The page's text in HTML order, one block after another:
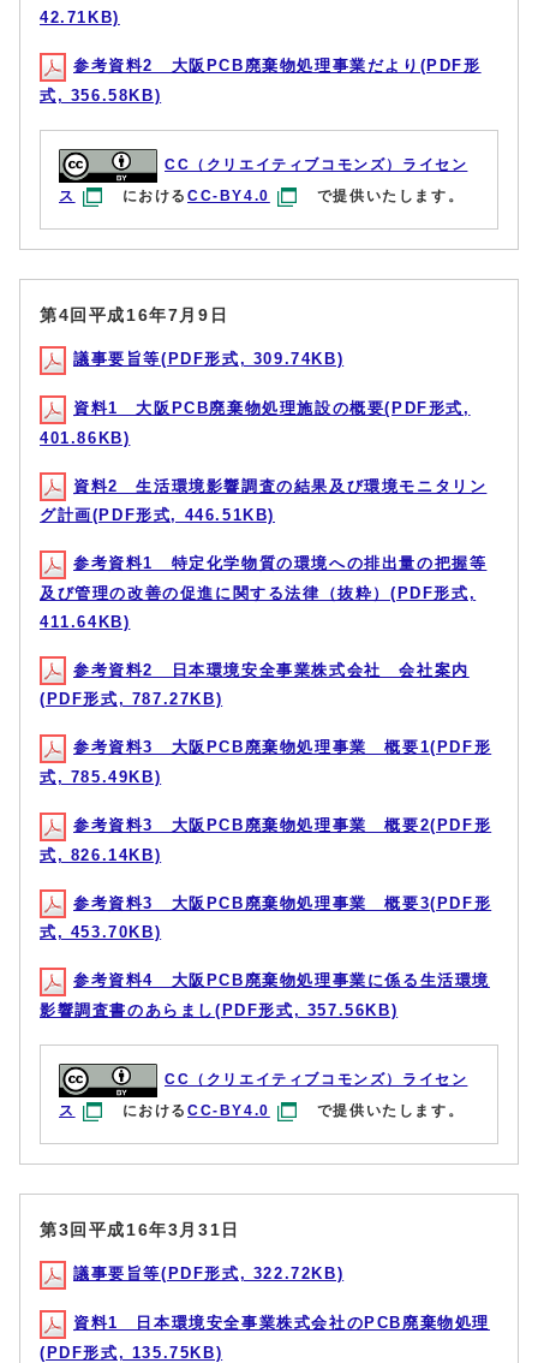
42.71KB)
参考資料2 大阪PCB廃棄物処理事業だより(PDF形
式, 356.58KB)
CC（クリエイティブコモンズ）ライセン
ス
におけるCC-BY4.0 で提供いたします。
第4回平成16年7月9日
議事要旨等(PDF形式, 309.74KB)
資料1 大阪PCB廃棄物処理施設の概要(PDF形式,
401.86KB)
資料2 生活環境影響調査の結果及び環境モニタリン
グ計画(PDF形式, 446.51KB)
参考資料1 特定化学物質の環境への排出量の把握等
及び管理の改善の促進に関する法律（抜粋）(PDF形式,
411.64KB)
参考資料2 日本環境安全事業株式会社 会社案内
(PDF形式, 787.27KB)
参考資料3 大阪PCB廃棄物処理事業 概要1(PDF形
式, 785.49KB)
参考資料3 大阪PCB廃棄物処理事業 概要2(PDF形
式, 826.14KB)
参考資料3 大阪PCB廃棄物処理事業 概要3(PDF形
式, 453.70KB)
参考資料4 大阪PCB廃棄物処理事業に係る生活環境
影響調査書のあらまし(PDF形式, 357.56KB)
CC（クリエイティブコモンズ）ライセン
ス
におけるCC-BY4.0 で提供いたします。
第3回平成16年3月31日
議事要旨等(PDF形式, 322.72KB)
資料1 日本環境安全事業株式会社のPCB廃棄物処理
(PDF形式, 135.75KB)